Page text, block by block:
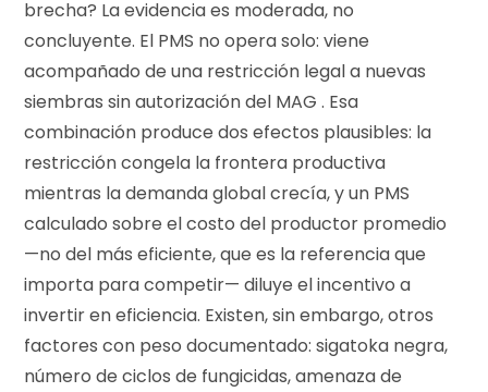
brecha? La evidencia es moderada, no
concluyente. El PMS no opera solo: viene
acompañado de una restricción legal a nuevas
siembras sin autorización del MAG . Esa
combinación produce dos efectos plausibles: la
restricción congela la frontera productiva
mientras la demanda global crecía, y un PMS
calculado sobre el costo del productor promedio
—no del más eficiente, que es la referencia que
importa para competir— diluye el incentivo a
invertir en eficiencia. Existen, sin embargo, otros
factores con peso documentado: sigatoka negra,
número de ciclos de fungicidas, amenaza de